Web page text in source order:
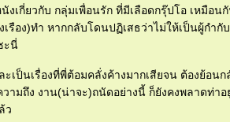
งเกี่ยวกับ กลุ่มเพื่อนรัก ที่มีเลือดกรุ๊ปโอ เหมือน
รือง)ทำ หากกลับโดนปฏิเสธว่าไม่ให้เป็นผู้กำ
ะนี่
ป็นเรื่องที่พี่ต้อมคลั่งค้างมากเสียจน ต้องย้อน
มถึง งาน(น่าจะ)ถนัดอย่างนี้ ก็ยังคงพลาดท่า
ว